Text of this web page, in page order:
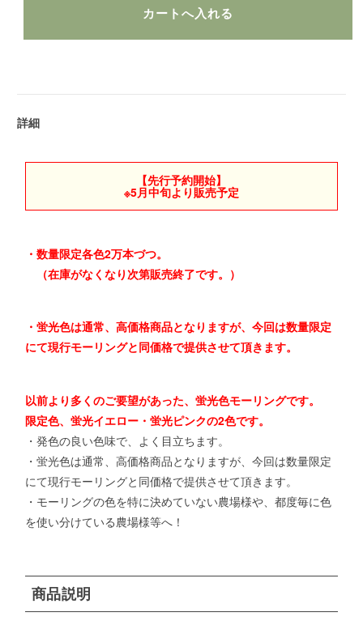
詳細
【先行予約開始】
※5月中旬より販売予定
・数量限定各色2万本づつ。
（在庫がなくなり次第販売終了です。）
・蛍光色は通常、高価格商品となりますが、今回は数量限定
にて現行モーリングと同価格で提供させて頂きます。
以前より多くのご要望があった、蛍光色モーリングです。
限定色、蛍光イエロー・蛍光ピンクの2色です。
・発色の良い色味で、よく目立ちます。
・蛍光色は通常、高価格商品となりますが、今回は数量限定
にて現行モーリングと同価格で提供させて頂きます。
・モーリングの色を特に決めていない農場様や、都度毎に色
を使い分けている農場様等へ！
商品説明